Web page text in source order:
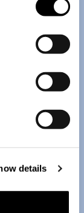
details